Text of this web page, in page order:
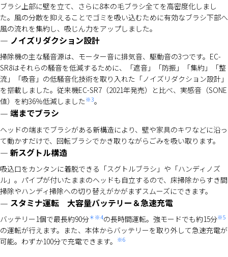
ブラシ上部に壁を立て、さらに8本の毛ブラシ全てを高密度化しまし
た。風の分散を抑えることでゴミを吸い込むために有効なブラシ下部へ
風の流れを集約し、吸じん力をアップしました。
ノイズリダクション設計
掃除機の主な騒音源は、モーター音に排気音、駆動音の3つです。EC-
SR8はそれらの騒音を低減するために、「遮音」「防振」「集約」「整
流」「吸音」の低騒音化技術を取り入れた「ノイズリダクション設計」
を搭載しました。従来機EC-SR7（2021年発売）と比べ、実感音（SONE
値）を約36％低減しました※3。
端までブラシ
ヘッドの端までブラシがある新構造により、壁や家具のキワなどに沿っ
て動かすだけで、回転ブラシでかき取りながらごみを吸い取ります。
新スグトル構造
吸込口をカンタンに着脱できる「スグトルブラシ」や「ハンディノズ
ル」。パイプが付いたままのヘッドも自立するので、床掃除からすき間
掃除やハンディ掃除への切り替えがかがまずスムーズにできます。
スタミナ運転 大容量バッテリー＆急速充電
バッテリー1個で最長約90分＊※4の長時間運転。強モードでも約15分※5
の運転が行えます。また、本体からバッテリーを取り外して急速充電が
可能。わずか100分で充電できます。
※6